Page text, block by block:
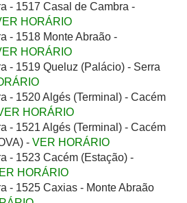
- 1517 Casal de Cambra -
HORÁRIO
- 1518 Monte Abraão -
HORÁRIO
- 1519 Queluz (Palácio) - Serra
- 1520 Algés (Terminal) - Cacém
HORÁRIO
- 1521 Algés (Terminal) - Cacém
- VER HORÁRIO
- 1523 Cacém (Estação) -
HORÁRIO
- 1525 Caxias - Monte Abraão